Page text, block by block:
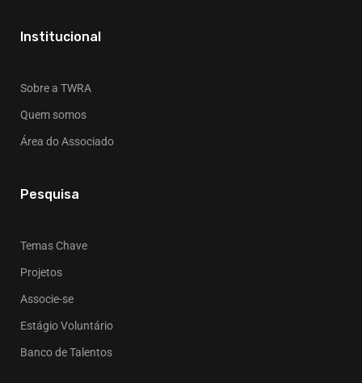
Institucional
Sobre a TWRA
Quem somos
Área do Associado
Pesquisa
Temas Chave
Projetos
Associe-se
Estágio Voluntário
Banco de Talentos